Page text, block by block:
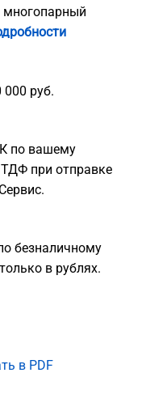
многопарный
руб.
по вашему
при отправке
безналичному
в рублях.
в PDF